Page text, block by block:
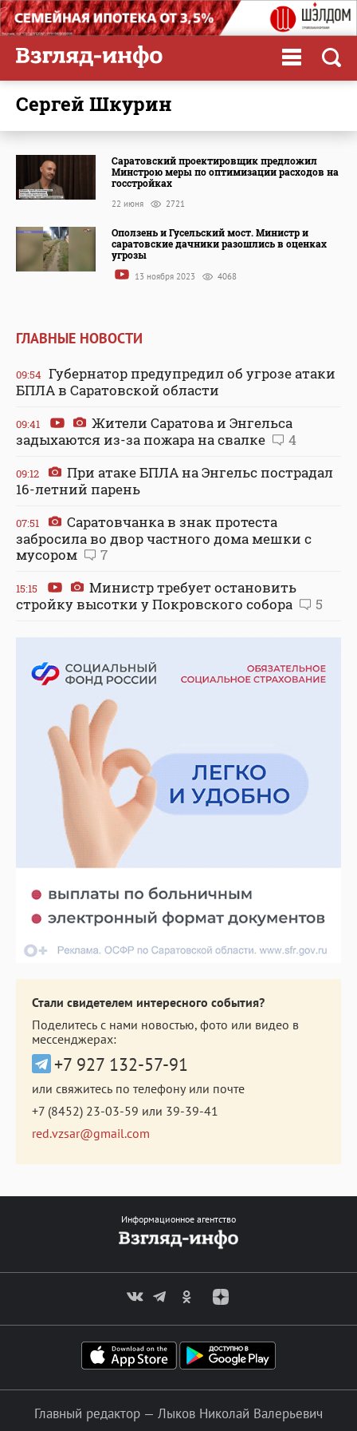
Сергей Шкурин
Саратовский проектировщик предложил
Минстрою меры по оптимизации расходов на
госстройках
22 июня 2721
Оползень и Гусельский мост. Министр и
саратовские дачники разошлись в оценках
угрозы
13 ноября 2023 4068
ГЛАВНЫЕ НОВОСТИ
09:54 Губернатор предупредил об угрозе атаки
БПЛА в Саратовской области
09:41
Жители Саратова и Энгельса
задыхаются из-за пожара на свалке
4
09:12
При атаке БПЛА на Энгельс пострадал
16-летний парень
07:51
Саратовчанка в знак протеста
забросила во двор частного дома мешки с
мусором
7
15:15
Министр требует остановить
стройку высотки у Покровского собора
5
Стали свидетелем интересного события?
Поделитесь с нами новостью, фото или видео в
мессенджерах:
+7 927 132-57-91
или свяжитесь по телефону или почте
+7 (8452) 23-03-59 или 39-39-41
red.vzsar@gmail.com
Информационное агентство
Главный редактор — Лыков Николай Валерьевич